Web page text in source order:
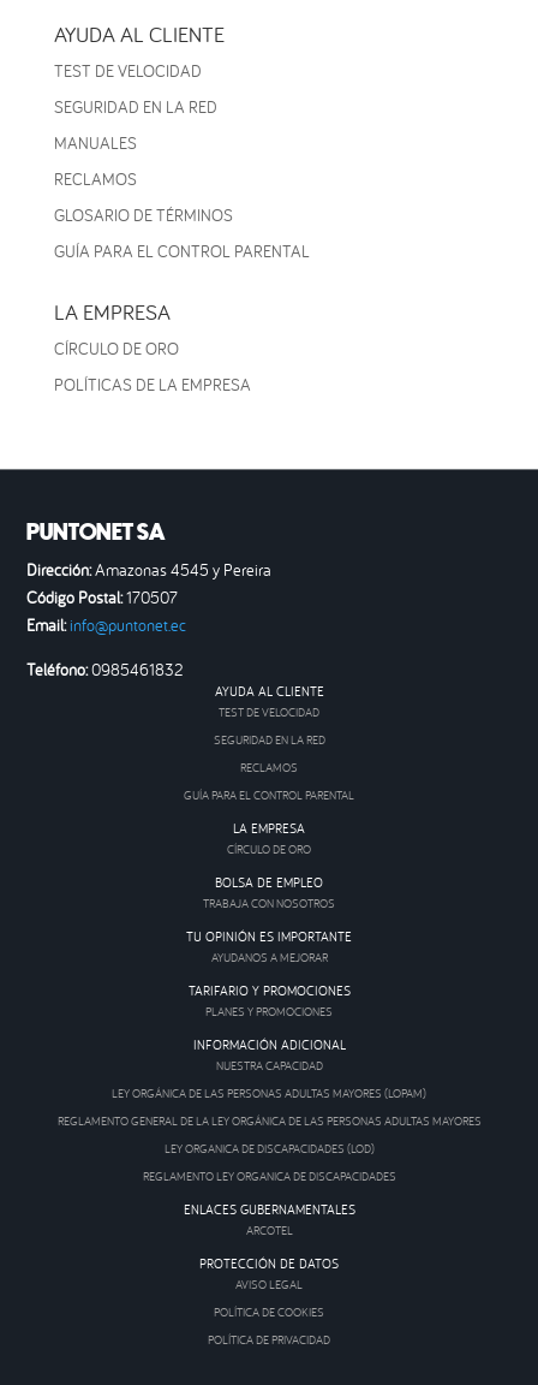
AYUDA AL CLIENTE
TEST DE VELOCIDAD
SEGURIDAD EN LA RED
MANUALES
RECLAMOS
GLOSARIO DE TÉRMINOS
GUÍA PARA EL CONTROL PARENTAL
LA EMPRESA
CÍRCULO DE ORO
POLÍTICAS DE LA EMPRESA
PUNTONET SA
Dirección:Amazonas 4545 y Pereira
Código Postal:170507
Email:info@puntonet.ec
Teléfono:0985461832
AYUDA AL CLIENTE
TEST DE VELOCIDAD
SEGURIDAD EN LA RED
RECLAMOS
GUÍA PARA EL CONTROL PARENTAL
LA EMPRESA
CÍRCULO DE ORO
BOLSA DE EMPLEO
TRABAJA CON NOSOTROS
TU OPINIÓN ES IMPORTANTE
AYUDANOS A MEJORAR
TARIFARIO Y PROMOCIONES
PLANES Y PROMOCIONES
INFORMACIÓN ADICIONAL
NUESTRA CAPACIDAD
LEY ORGÁNICA DE LAS PERSONAS ADULTAS MAYORES (LOPAM)
REGLAMENTO GENERAL DE LA LEY ORGÁNICA DE LAS PERSONAS ADULTAS MAYORES
LEY ORGANICA DE DISCAPACIDADES (LOD)
REGLAMENTO LEY ORGANICA DE DISCAPACIDADES
ENLACES GUBERNAMENTALES
ARCOTEL
PROTECCIÓN DE DATOS
AVISO LEGAL
POLÍTICA DE COOKIES
POLÍTICA DE PRIVACIDAD